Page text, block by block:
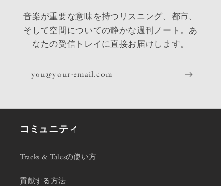
音楽が重要な意味を持つリスニング、都市、
そして空間についての静かな週刊ノート。あ
なたの受信トレイに直接お届けします。
you@your-email.com
コミュニティ
Tracks & Talesの使い方
貢献する方法